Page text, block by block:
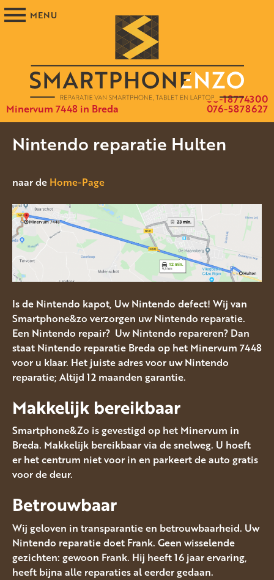
Minervum 7448 in Breda 076-5878627
06-18774300
Nintendo reparatie Hulten
naar de Home-Page
Is de Nintendo kapot, Uw Nintendo defect! Wij van
Smartphone&zo verzorgen uw Nintendo reparatie.
Een Nintendo repair? Uw Nintendo repareren? Dan
staat Nintendo reparatie Breda op het Minervum 7448
voor u klaar. Het juiste adres voor uw Nintendo
reparatie; Altijd 12 maanden garantie.
Makkelijk bereikbaar
Smartphone&Zo is gevestigd op het Minervum in
Breda. Makkelijk bereikbaar via de snelweg. U hoeft
er het centrum niet voor in en parkeert de auto gratis
voor de deur.
Betrouwbaar
Wij geloven in transparantie en betrouwbaarheid. Uw
Nintendo reparatie doet Frank. Geen wisselende
gezichten: gewoon Frank. Hij heeft 16 jaar ervaring,
heeft bijna alle reparaties al eerder gedaan.